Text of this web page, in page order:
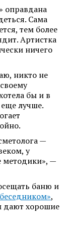
оправдана
Сама
тем более
Артистка
ничего
никто не
бы и в
лучше.
—
у
методики», —
баню и
,
дают хорошие